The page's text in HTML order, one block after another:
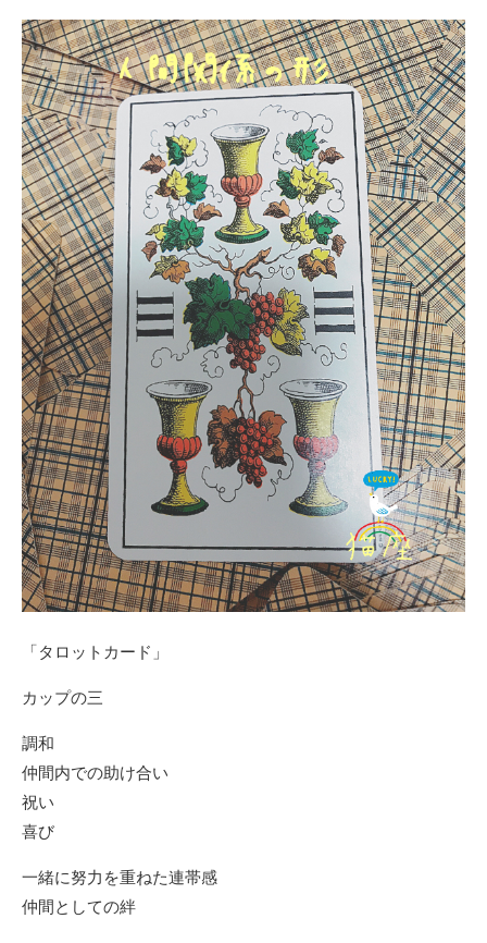
「タロットカード」
カップの三
調和
仲間内での助け合い
祝い
喜び
一緒に努力を重ねた連帯感
仲間としての絆